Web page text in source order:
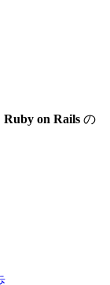
Ruby on Rails の